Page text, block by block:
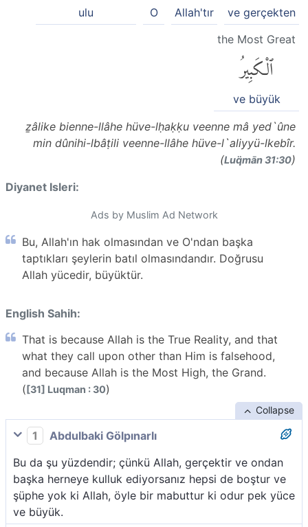
ve gerçekten
Allah'tır
O
ulu
the Most Great
ٱلْكَبِيرُ
ve büyük
ẕâlike bienne-llâhe hüve-lḥaḳḳu veenne mâ yed`ûne
min dûnihi-lbâṭili veenne-llâhe hüve-l`aliyyü-lkebîr.
(Luq̈mān 31:30)
Diyanet Isleri:
Ads by Muslim Ad Network
Bu, Allah'ın hak olmasından ve O'ndan başka
taptıkları şeylerin batıl olmasındandır. Doğrusu
Allah yücedir, büyüktür.
English Sahih:
That is because Allah is the True Reality, and that
what they call upon other than Him is falsehood,
and because Allah is the Most High, the Grand.
([31] Luqman : 30)
Collapse
1
Abdulbaki Gölpınarlı
Bu da şu yüzdendir; çünkü Allah, gerçektir ve ondan
başka herneye kulluk ediyorsanız hepsi de boştur ve
şüphe yok ki Allah, öyle bir mabuttur ki odur pek yüce
ve büyük.